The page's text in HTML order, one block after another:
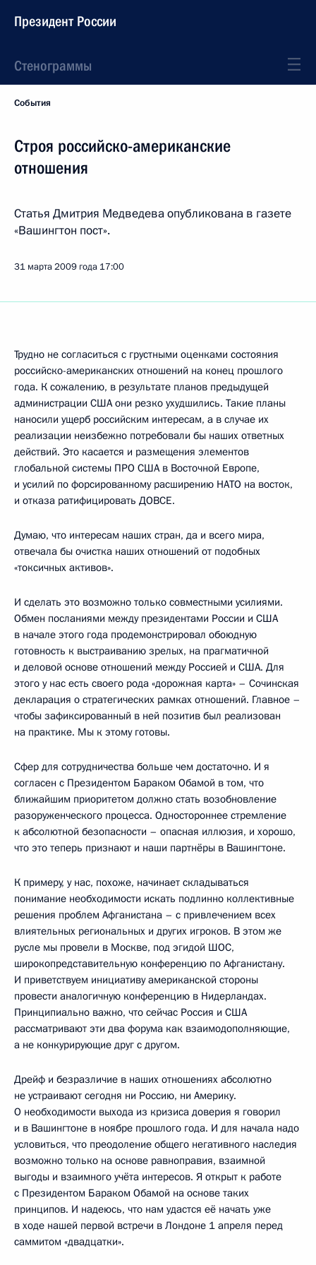
Президент России
Стенограммы
События
Строя российско-американские
отношения
Статья Дмитрия Медведева опубликована в газете
«Вашингтон пост».
31 марта 2009 года 17:00
Трудно не согласиться с грустными оценками состояния
российско-американских отношений на конец прошлого
года. К сожалению, в результате планов предыдущей
администрации США они резко ухудшились. Такие планы
наносили ущерб российским интересам, а в случае их
реализации неизбежно потребовали бы наших ответных
действий. Это касается и размещения элементов
глобальной системы ПРО США в Восточной Европе,
и усилий по форсированному расширению НАТО на восток,
и отказа ратифицировать ДОВСЕ.
Думаю, что интересам наших стран, да и всего мира,
отвечала бы очистка наших отношений от подобных
«токсичных активов».
И сделать это возможно только совместными усилиями.
Обмен посланиями между президентами России и США
в начале этого года продемонстрировал обоюдную
готовность к выстраиванию зрелых, на прагматичной
и деловой основе отношений между Россией и США. Для
этого у нас есть своего рода «дорожная карта» – Сочинская
декларация о стратегических рамках отношений. Главное –
чтобы зафиксированный в ней позитив был реализован
на практике. Мы к этому готовы.
Сфер для сотрудничества больше чем достаточно. И я
согласен с Президентом Бараком Обамой в том, что
ближайшим приоритетом должно стать возобновление
разоруженческого процесса. Одностороннее стремление
к абсолютной безопасности – опасная иллюзия, и хорошо,
что это теперь признают и наши партнёры в Вашингтоне.
К примеру, у нас, похоже, начинает складываться
понимание необходимости искать подлинно коллективные
решения проблем Афганистана – с привлечением всех
влиятельных региональных и других игроков. В этом же
русле мы провели в Москве, под эгидой ШОС,
широкопредставительную конференцию по Афганистану.
И приветствуем инициативу американской стороны
провести аналогичную конференцию в Нидерландах.
Принципиально важно, что сейчас Россия и США
рассматривают эти два форума как взаимодополняющие,
а не конкурирующие друг с другом.
Дрейф и безразличие в наших отношениях абсолютно
не устраивают сегодня ни Россию, ни Америку.
О необходимости выхода из кризиса доверия я говорил
и в Вашингтоне в ноябре прошлого года. И для начала надо
условиться, что преодоление общего негативного наследия
возможно только на основе равноправия, взаимной
выгоды и взаимного учёта интересов. Я открыт к работе
с Президентом Бараком Обамой на основе таких
принципов. И надеюсь, что нам удастся её начать уже
в ходе нашей первой встречи в Лондоне 1 апреля перед
саммитом «двадцатки».